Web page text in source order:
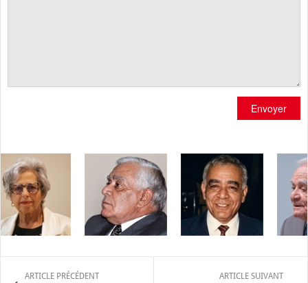
Envoyer
ARTICLE PRÉCÉDENT ARTICLE SUIVANT